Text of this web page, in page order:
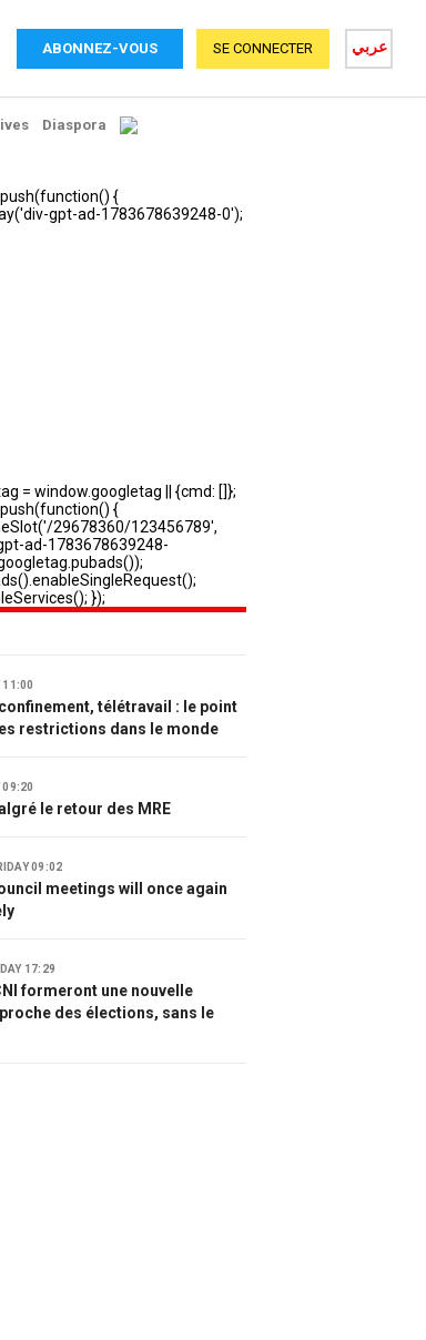
ABONNEZ-VOUS عربي SE CONNECTER
Diaspora
11:00
télétravail : le point
restrictions dans le monde
09:20
le retour des MRE
09:02
meetings will once again
17:29
formeront une nouvelle
des élections, sans le